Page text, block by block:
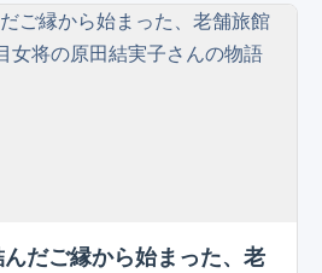
だご縁から始まった、老